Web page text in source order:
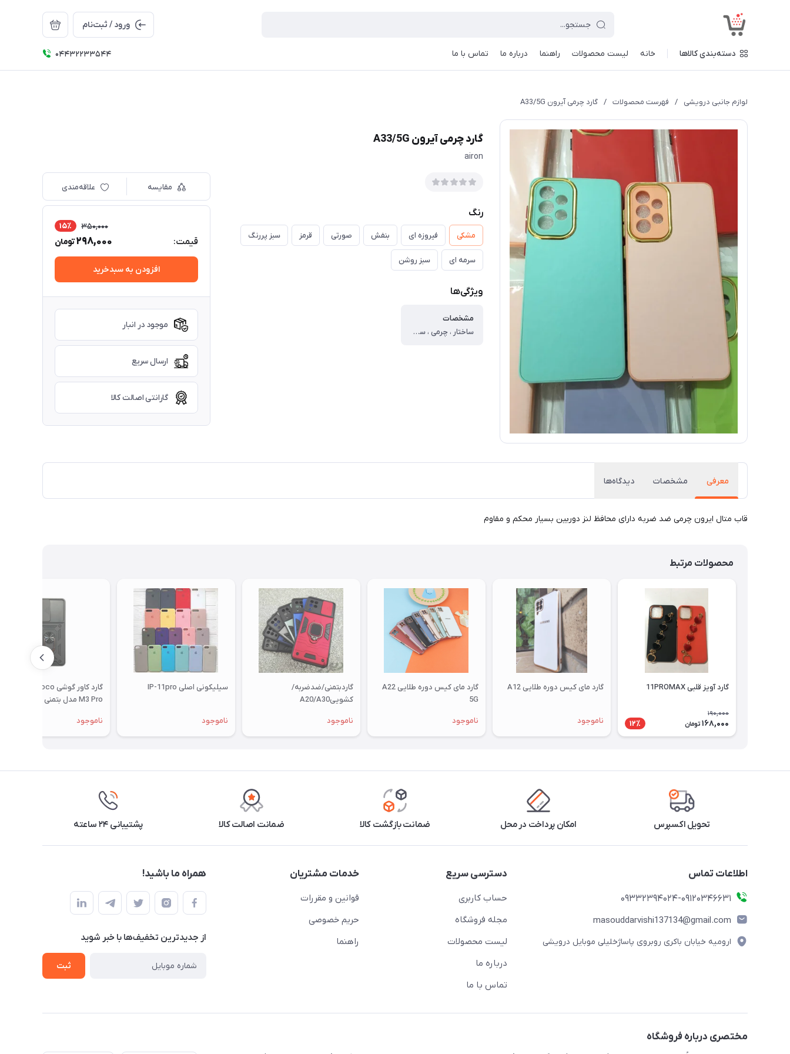
ورود / ثبت‌نام
دسته‌بندی کالاها خانه لیست محصولات راهنما درباره ما تماس با ما 04432233544
لوازم جانبی درویشی / فهرست محصولات / گارد چرمی آیرون A33/5G
گارد چرمی آیرون A33/5G
airon
رنگ
مشکی فیروزه ای بنفش صورتی قرمز سبز پررنگ
سرمه ای سبز روشن
ویژگی‌ها
مشخصات
ساختار ، چرمی ، سطح پوشش ، قاب پشتی ، لبه بالایی ، لبه پایینی ، لبه چپ ، لبه راست ، حفاظت از دکمه‌ها ، قابلیت‌های کیف و کاور ، مقاوم در برابر ضربه ، لبه های برجسته برای محافظت صفحه نمایش ، لبه های برجسته برای محافظت دوربین
مقایسه علاقه‌مندی
قیمت:
350,000 15٪
298,000تومان
افزودن به سبدخرید
موجود در انبار
ارسال سریع
گارانتی اصالت کالا
معرفی مشخصات دیدگاه‌ها
قاب متال ایرون چرمی ضد ضربه دارای محافظ لنز دوربین بسیار محکم و مقاوم
محصولات مرتبط
گارد آویز قلبی 11PROMAX
190,000
168,000 تومان 12٪
گارد مای کیس دوره طلایی A12
ناموجود
گارد مای کیس دوره طلایی A22
5G
ناموجود
گاردبتمنی/ضدضربه/
کشوییA20/A30
ناموجود
سیلیکونی اصلی IP-11pro
ناموجود
گارد کاور گوشی Xiaomi Poco
ناموجود
تحویل اکسپرس امکان پرداخت در محل ضمانت بازگشت کالا ضمانت اصالت کالا پشتیبانی ۲۴ ساعته
اطلاعات تماس
09332394024-09120346631
masouddarvishi137134@gmail.com
ارومیه خیابان باکری روبروی پاساژخلیلی موبایل درویشی
دسترسی سریع
حساب کاربری
مجله فروشگاه
لیست محصولات
درباره ما
تماس با ما
خدمات مشتریان
قوانین و مقررات
حریم خصوصی
راهنما
همراه ما باشید!
از جدید‌ترین تخفیف‌ها با‌ خبر شوید
ثبت
مختصری درباره فروشگاه